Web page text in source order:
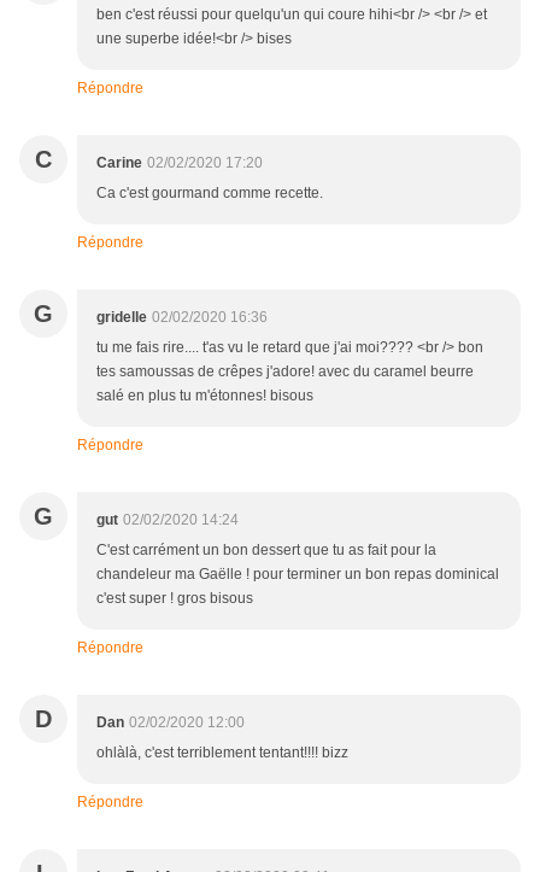
ben c'est réussi pour quelqu'un qui coure hihi<br /> <br /> et
une superbe idée!<br /> bises
Répondre
C Carine 02/02/2020 17:20
Ca c'est gourmand comme recette.
Répondre
G gridelle 02/02/2020 16:36
tu me fais rire.... t'as vu le retard que j'ai moi???? <br /> bon
tes samoussas de crêpes j'adore! avec du caramel beurre
salé en plus tu m'étonnes! bisous
Répondre
G gut 02/02/2020 14:24
C'est carrément un bon dessert que tu as fait pour la
chandeleur ma Gaëlle ! pour terminer un bon repas dominical
c'est super ! gros bisous
Répondre
D Dan 02/02/2020 12:00
ohlàlà, c'est terriblement tentant!!!! bizz
Répondre